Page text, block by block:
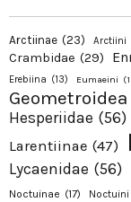
Arctiinae (23) Arctiini
Crambidae (29)
Erebiina (13) Eumaeini
Geometroidea
Hesperiidae (56)
Larentiinae (47)
Lycaenidae (56)
Noctuinae (17) Noctuini